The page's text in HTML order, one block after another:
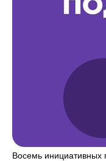
Восемь инициативных